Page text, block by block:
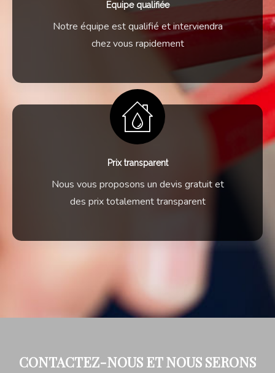
Equipe qualifiée
Notre équipe est qualifié et interviendra
chez vous rapidement
Prix transparent
Nous vous proposons un devis gratuit et
des prix totalement transparent
CONTACTEZ-NOUS ET NOUS SERONS